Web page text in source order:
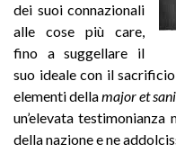
dei suoi connazionali
alle cose più care,
fino a suggellare il
suo ideale con il
elementi dellamajor et
un’elevata
della nazione e ne